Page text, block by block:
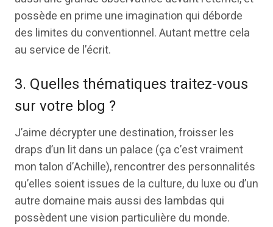
possède en prime une imagination qui déborde
des limites du conventionnel. Autant mettre cela
au service de l’écrit.
3. Quelles thématiques traitez-vous
sur votre blog ?
J’aime décrypter une destination, froisser les
draps d’un lit dans un palace (ça c’est vraiment
mon talon d’Achille), rencontrer des personnalités
qu’elles soient issues de la culture, du luxe ou d’un
autre domaine mais aussi des lambdas qui
possèdent une vision particulière du monde.